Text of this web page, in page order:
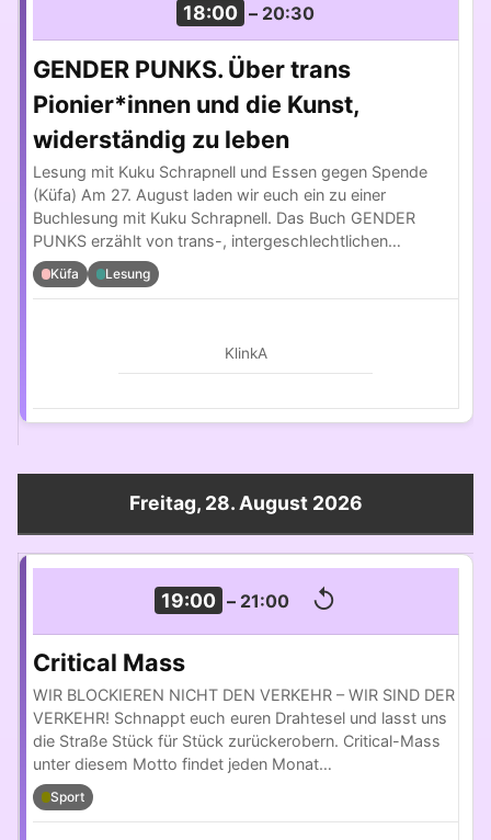
18:00 – 20:30
GENDER PUNKS. Über trans
Pionier*innen und die Kunst,
widerständig zu leben
Lesung mit Kuku Schrapnell und Essen gegen Spende
(Küfa) Am 27. August laden wir euch ein zu einer
Buchlesung mit Kuku Schrapnell. Das Buch GENDER
PUNKS erzählt von trans-, intergeschlechtlichen…
Küfa Lesung
KlinkA
Freitag, 28. August 2026
19:00 – 21:00 ↺
Critical Mass
WIR BLOCKIEREN NICHT DEN VERKEHR – WIR SIND DER
VERKEHR! Schnappt euch euren Drahtesel und lasst uns
die Straße Stück für Stück zurückerobern. Critical-Mass
unter diesem Motto findet jeden Monat…
Sport